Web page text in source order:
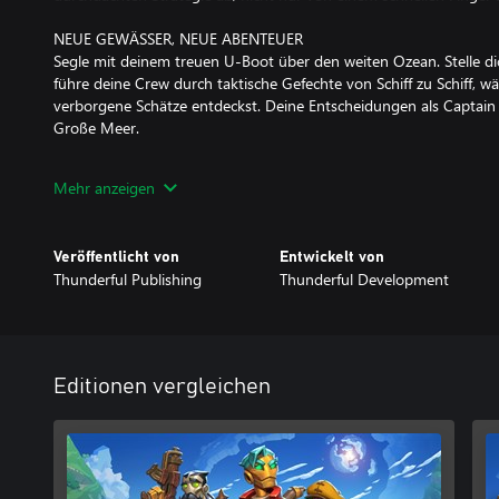
NEUE GEWÄSSER, NEUE ABENTEUER
Segle mit deinem treuen U-Boot über den weiten Ozean. Stelle
führe deine Crew durch taktische Gefechte von Schiff zu Schiff,
verborgene Schätze entdeckst. Deine Entscheidungen als
Große Meer.
Mit über 150 Waffen, Gebrauchsgegenständen und
Crewmitglieder, Jobs, Fähigkeiten und Ausrüstung frei, um dein
perfektionieren.
Charaktere und einer fesselnden Geschichte. Und ja, Steam
brandneuen Soundtrack, der dir noch lange nach dem Andocken
wird. Mit über 30 Stunden Spielzeit wird dein Abenteuer so groß
HAUPTMERKMALE:
Mehr anzeigen
Veröffentlicht von
Thunderful Publishing
Entwickelt von
Thunderful Development
Editionen vergleichen